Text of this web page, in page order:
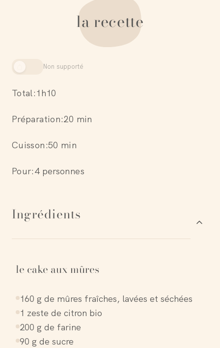
la recette
Non supporté
Total:1h10
Préparation:20 min
Cuisson:50 min
Pour:4 personnes
Ingrédients
le cake aux mûres
160 g de mûres fraîches, lavées et séchées
1 zeste de citron bio
200 g de farine
90 g de sucre